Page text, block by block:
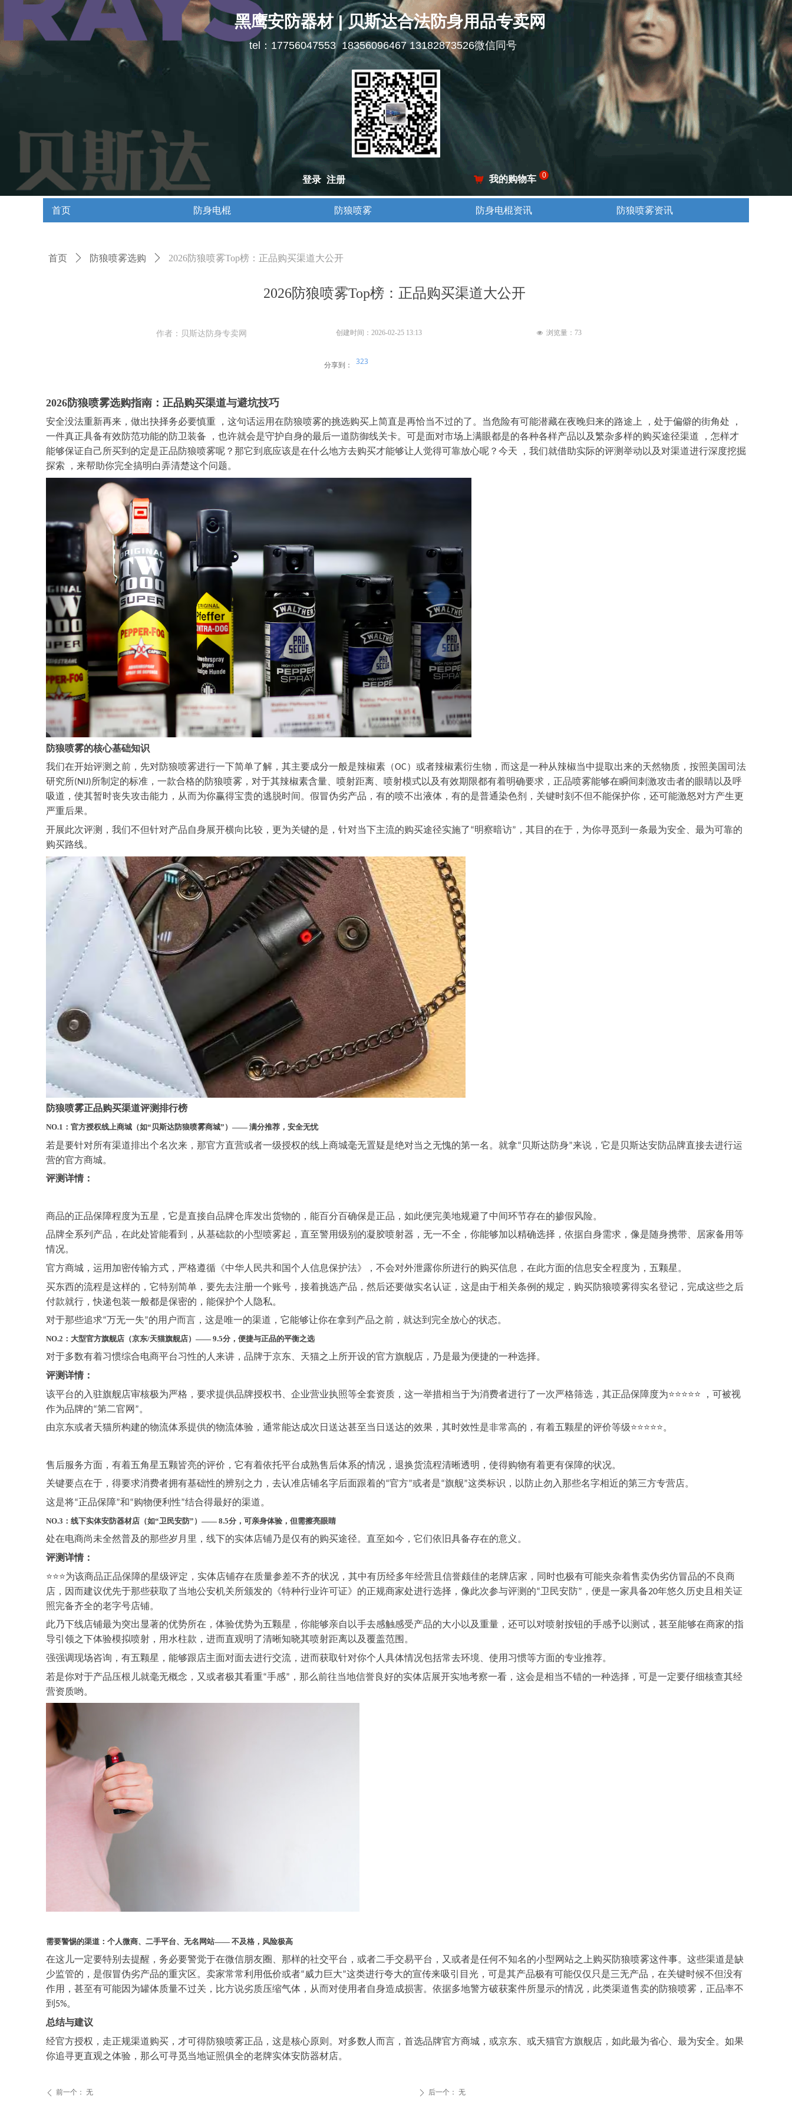
首页 防身电棍 防狼喷雾 防身电棍资讯 防狼喷雾资讯
黑鹰安防器材 | 贝斯达合法防身用品专卖网
낙 我的购物车 0
登录 注册
tel：17756047553 18356096467 13182873526微信同号
2026防狼喷雾Top榜：正品购买渠道大公开
2026防狼喷雾选购指南：正品购买渠道与避坑技巧
安全没法重新再来，做出抉择务必要慎重 ，这句话运用在防狼喷雾的挑选购买上简直是再恰当不过的了。当危险有可能潜藏在夜晚归来的路途上 ，处于偏僻的街角处
，
一件真正具备有效防范功能的防卫装备
，也许就会是守护自身的最后一道防御线关卡。可是面对市场上满眼都是的各种各样产品以及繁杂多样的购买途径渠道
，怎样才
能够保证自己所买到的定是正品防狼喷雾呢？那它到底应该是在什么地方去购买才能够让人觉得可靠放心呢？今天
，我们就借助实际的评测举动以及对渠道进行深度挖掘
探索
，来帮助你完全搞明白弄清楚这个问题。
防狼喷雾的核心基础知识
我们在开始评测之前，先对防狼喷雾进行一下简单了解，其主要成分一般是辣椒素（OC）或者辣椒素衍生物，而这是一种从辣椒当中提取出来的天然物质，按照美国司法
研究所(NIJ)所制定的标准，一款合格的防狼喷雾，对于其辣椒素含量、喷射距离、喷射模式以及有效期限都有着明确要求，正品喷雾能够在瞬间刺激攻击者的眼睛以及呼
吸道，使其暂时丧失攻击能力，从而为你赢得宝贵的逃脱时间。假冒伪劣产品，有的喷不出液体，有的是普通染色剂，关键时刻不但不能保护你，还可能激怒对方产生更
严重后果。
开展此次评测，我们不但针对产品自身展开横向比较，更为关键的是，针对当下主流的购买途径实施了“明察暗访” ，其目的在于，为你寻觅到一条最为安全、最为可靠的
购买路线。
防狼喷雾正品购买渠道评测排行榜
NO.1：官方授权线上商城（如“ 贝斯达防狼喷雾商城”）—— 满分推荐，安全无忧
若是要针对所有渠道排出个名次来，那官方直营或者一级授权的线上商城毫无置疑是绝对当之无愧的第一名。就拿“ 贝斯达防身”来说，它是 贝斯达安防品牌直接去进行运
营的官方商城。
评测详情：
商品的正品保障程度为五星，它是直接自品牌仓库发出货物的，能百分百确保是正品，如此便完美地规避了中间环节存在的掺假风险。
品牌全系列产品，在此处皆能看到，从基础款的小型喷雾起，直至警用级别的凝胶喷射器，无一不全，你能够加以精确选择，依据自身需求，像是随身携带、居家备用等
情况。
官方商城，运用加密传输方式，严格遵循《中华人民共和国个人信息保护法》，不会对外泄露你所进行的购买信息，在此方面的信息安全程度为，五颗星。
买东西的流程是这样的，它特别简单，要先去注册一个账号，接着挑选产品，然后还要做实名认证，这是由于相关条例的规定，购买防狼喷雾得实名登记，完成这些之后
付款就行，快递包装一般都是保密的，能保护个人隐私。
对于那些追求“万无一失”的用户而言，这是唯一的渠道，它能够让你在拿到产品之前，就达到完全放心的状态。
NO.2：大型官方旗舰店（京东/天猫旗舰店）—— 9.5分，便捷与正品的平衡之选
对于多数有着习惯综合电商平台习性的人来讲，品牌于京东、天猫之上所开设的官方旗舰店，乃是最为便捷的一种选择。
评测详情：
该平台的入驻旗舰店审核极为严格，要求提供品牌授权书、企业营业执照等全套资质，这一举措相当于为消费者进行了一次严格筛选，其正品保障度为⭐⭐⭐⭐⭐
，可被视
作为品牌的“第二官网 ”。
由京东或者天猫所构建的物流体系提供的物流体验，通常能达成次日送达甚至当日送达的效果，其时效性是非常高的，有着五颗星的评价等级⭐⭐⭐⭐⭐。
售后服务方面，有着五角星五颗皆亮的评价，它有着依托平台成熟售后体系的情况，退换货流程清晰透明，使得购物有着更有保障的状况。
关键要点在于，得要求消费者拥有基础性的辨别之力，去认准店铺名字后面跟着的“官方”或者是“旗舰”这类标识，以防止勿入那些名字相近的第三方专营店。
这是将“正品保障”和“购物便利性”结合得最好的渠道。
NO.3：线下实体安防器材店（如“卫民安防”）—— 8.5分，可亲身体验，但需擦亮眼睛
处在电商尚未全然普及的那些岁月里，线下的实体店铺乃是仅有的购买途径。直至如今，它们依旧具备存在的意义。
评测详情：
⭐⭐⭐为该商品正品保障的星级评定，实体店铺存在质量参差不齐的状况，其中有历经多年经营且信誉颇佳的老牌店家，同时也极有可能夹杂着售卖伪劣仿冒品的不良商
店，因而建议优先于那些获取了当地公安机关所颁发的《特种行业许可证》的正规商家处进行选择，像此次参与评测的“卫民安防” ，便是一家具备20年悠久历史且相关证
照完备齐全的老字号店铺。
此乃下线店铺最为突出显著的优势所在，体验优势为五颗星，你能够亲自以手去感触感受产品的大小以及重量，还可以对喷射按钮的手感予以测试，甚至能够在商家的指
导引领之下体验模拟喷射，用水柱款，进而直观明了清晰知晓其喷射距离以及覆盖范围。
强强调现场咨询，有五颗星，能够跟店主面对面去进行交流，进而获取针对你个人具体情况包括常去环境、使用习惯等方面的专业推荐。
若是你对于产品压根儿就毫无概念，又或者极其看重“手感” ，那么前往当地信誉良好的实体店展开实地考察一看，这会是相当不错的一种选择，可是一定要仔细核查其经
营资质哟。
需要警惕的渠道：个人微商、二手平台、无名网站—— 不及格，风险极高
在这儿一定要特别去提醒，务必要警觉于在微信朋友圈、那样的社交平台，或者二手交易平台，又或者是任何不知名的小型网站之上购买防狼喷雾这件事。这些渠道是缺
少监管的，是假冒伪劣产品的重灾区。卖家常常利用低价或者“威力巨大”这类进行夸大的宣传来吸引目光，可是其产品极有可能仅仅只是三无产品，在关键时候不但没有
作用，甚至有可能因为罐体质量不过关，比方说劣质压缩气体，从而对使用者自身造成损害。依据多地警方破获案件所显示的情况，此类渠道售卖的防狼喷雾，正品率不
到 5%。
总结与建议
经官方授权，走正规渠道购买，才可得防狼喷雾正品，这是核心原则。对多数人而言，首选品牌官方商城，或京东、或天猫官方旗舰店，如此最为省心、最为安全。如果
你追寻更直观之体验，那么可寻觅当地证照俱全的老牌实体安防器材店。
分享到： 323
创建时间： 2026-02-25 13:13
首页 ꄲ 防狼喷雾选购 ꄲ 2026防狼喷雾Top榜：正品购买渠道大公开
作者：贝斯达防身专卖网
ꄴ 前一个： 无 ꄲ 后一个： 无
넶 浏览量： 73